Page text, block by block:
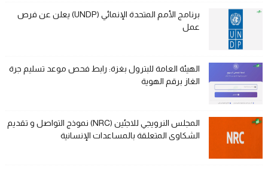
برنامج الأمم المتحدة الإنمائي (UNDP) يعلن عن فرص
عمل
الهيئة العامة للبترول بغزة: رابط فحص موعد تسليم جرة
الغاز برقم الهوية
المجلس النرويجي للاجئين (NRC) نموذج التواصل و تقديم
الشكاوى المتعلقة بالمساعدات الإنسانية